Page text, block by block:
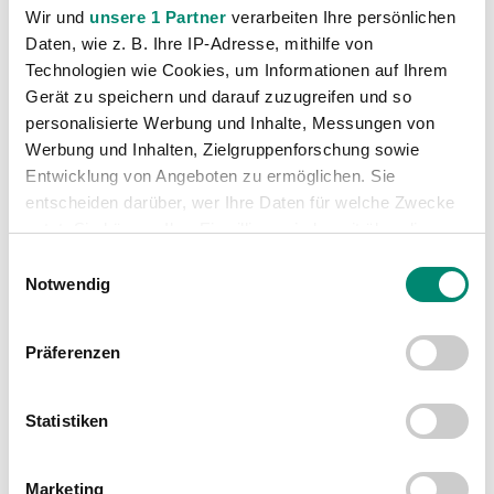
Wir und unsere 1 Partner verarbeiten Ihre persönlichen
Daten, wie z. B. Ihre IP-Adresse, mithilfe von
Technologien wie Cookies, um Informationen auf Ihrem
Gerät zu speichern und darauf zuzugreifen und so
personalisierte Werbung und Inhalte, Messungen von
Werbung und Inhalten, Zielgruppenforschung sowie
Entwicklung von Angeboten zu ermöglichen. Sie
entscheiden darüber, wer Ihre Daten für welche Zwecke
nutzt. Sie können Ihre Einwilligung jederzeit über die
Trigger Symbol ändern oder widerrufen
Erfahren Sie mehr darüber, wie Ihre persönlichen Daten
verarbeitet werden, und legen Sie Ihre Präferenzen im
Wir verwenden Cookies, um Inhalte und Anzeigen zu
Notwendig
Präferenzen
Statistiken
Marketing
Akademie
(236)
Allgemeine News
Damen
Junge Wikinger Ried
Nachwuchs
Profis
(1316)
Ticketing
(91)
(2867)
NÄCHSTER NEWSEINTRAG